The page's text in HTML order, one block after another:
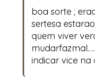
boa sorte ;
sertesa
quem viver
indicar vice